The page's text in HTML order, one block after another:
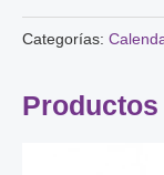
Categorías: